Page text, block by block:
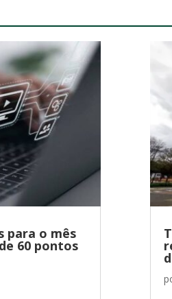
para o mês
60 pontos